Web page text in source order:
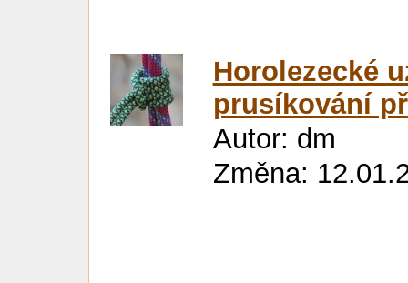
Horolezecké
prusíkování
Autor: dm
Změna: